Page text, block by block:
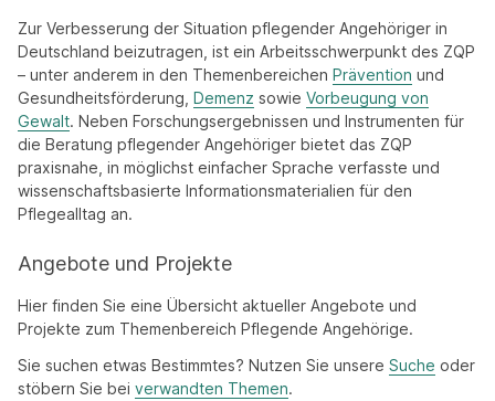
Zur Verbesserung der Situation pflegender Angehöriger in
Deutschland beizutragen, ist ein Arbeitsschwerpunkt des ZQP
– unter anderem in den Themenbereichen Prävention und
Gesundheitsförderung, Demenz sowie Vorbeugung von
Gewalt. Neben Forschungsergebnissen und Instrumenten für
die Beratung pflegender Angehöriger bietet das ZQP
praxisnahe, in möglichst einfacher Sprache verfasste und
wissenschaftsbasierte Informationsmaterialien für den
Pflegealltag an.
Angebote und Projekte
Hier finden Sie eine Übersicht aktueller Angebote und
Projekte zum Themenbereich Pflegende Angehörige.
Sie suchen etwas Bestimmtes? Nutzen Sie unsere Suche oder
stöbern Sie bei verwandten Themen.